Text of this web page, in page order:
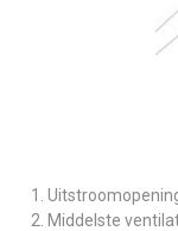
Middelste